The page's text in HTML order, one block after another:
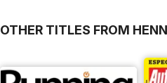
OTHER TITLES FROM